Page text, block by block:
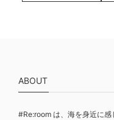
ABOUT
#Re:room は、海を身近に